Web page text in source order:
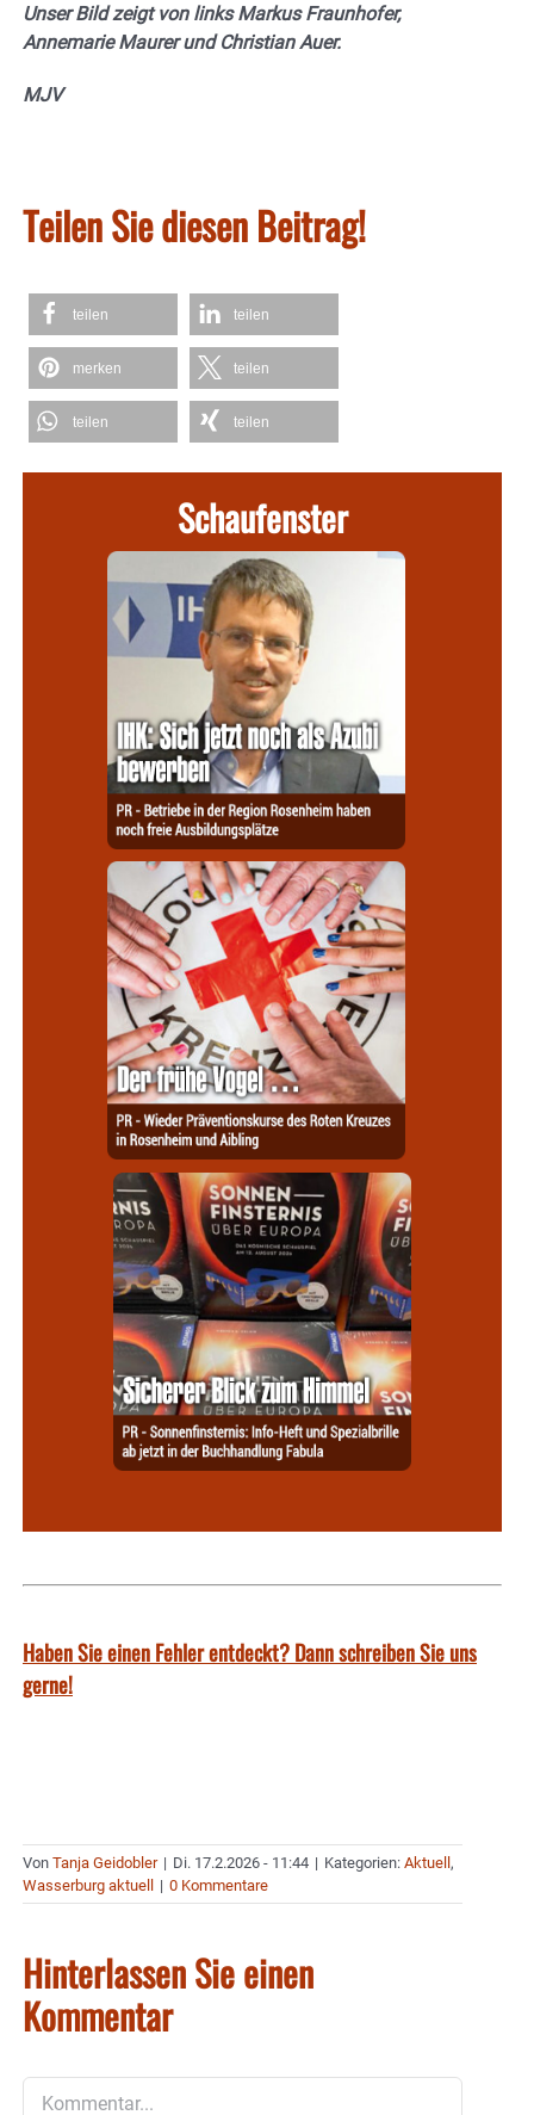
Unser Bild zeigt von links Markus Fraunhofer,
Annemarie Maurer und Christian Auer.
MJV
Teilen Sie diesen Beitrag!
teilen teilen
merken teilen
teilen teilen
Schaufenster
Haben Sie einen Fehler entdeckt? Dann schreiben Sie uns
gerne!
Von Tanja Geidobler | Di. 17.2.2026 - 11:44 | Kategorien: Aktuell ,
Wasserburg aktuell
| 0 Kommentare
Hinterlassen Sie einen
Kommentar